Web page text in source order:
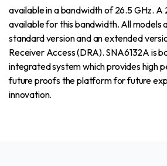
available in a bandwidth of 26.5 GHz. A
available for this bandwidth. All models
standard version and an extended
Receiver Access (DRA). SNA6132A is
integrated system which provides high
future proofs the platform for future
innovation.